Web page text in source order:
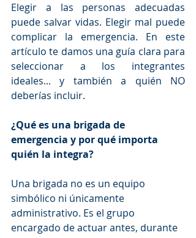
Elegir a las personas adecuadas
puede salvar vidas. Elegir mal puede
complicar la emergencia. En este
artículo te damos una guía clara para
seleccionar a los integrantes
ideales... y también a quién NO
deberías incluir.
¿Qué es una brigada de
emergencia y por qué importa
quién la integra?
Una brigada no es un equipo
simbólico ni únicamente
administrativo. Es el grupo
encargado de actuar antes, durante